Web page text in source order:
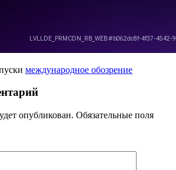
международное обозрение
опубликован. Обязательные поля